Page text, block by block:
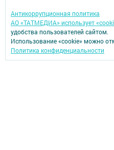
Антикоррупционная политика
АО «ТАТМЕДИА» использует
удобства пользователей сайтом.
Использование «cookie» можно
Политика конфиденциальности